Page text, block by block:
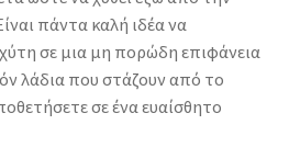
πάντα καλή ιδέα να
σε μια μη πορώδη επιφάνεια
λάδια που στάζουν από το
σε ένα ευαίσθητο